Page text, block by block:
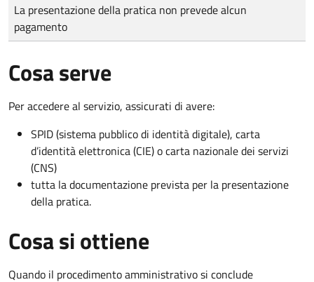
La presentazione della pratica non prevede alcun
pagamento
Cosa serve
Per accedere al servizio, assicurati di avere:
SPID (sistema pubblico di identità digitale), carta
d’identità elettronica (CIE) o carta nazionale dei servizi
(CNS)
tutta la documentazione prevista per la presentazione
della pratica.
Cosa si ottiene
Quando il procedimento amministrativo si conclude